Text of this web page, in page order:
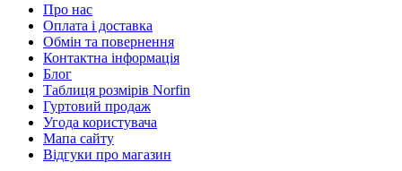
Про нас
Оплата і доставка
Обмін та повернення
Контактна інформація
Блог
Таблиця розмірів Norfin
Гуртовий продаж
Угода користувача
Мапа сайту
Відгуки про магазин